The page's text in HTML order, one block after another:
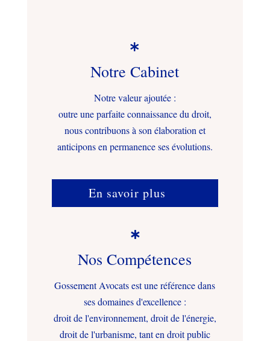

Notre Cabinet
Notre valeur ajoutée :
outre une parfaite connaissance du droit,
nous contribuons à son élaboration et
anticipons en permanence ses évolutions.
En savoir plus

Nos Compétences
Gossement Avocats est une référence dans
ses domaines d'excellence :
droit de l'environnement, droit de l'énergie,
droit de l'urbanisme, tant en droit public